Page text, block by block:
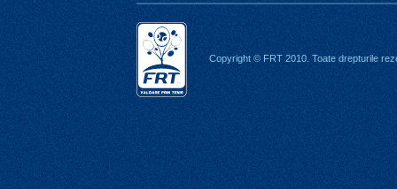
Copyright © FRT 2010. Toate drepturile